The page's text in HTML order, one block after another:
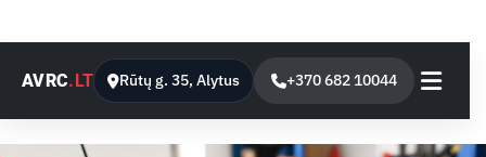
AVRC.LT Rūtų g. 35, Alytus +370 682 10044